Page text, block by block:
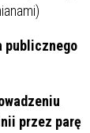
publicznego
przez parę